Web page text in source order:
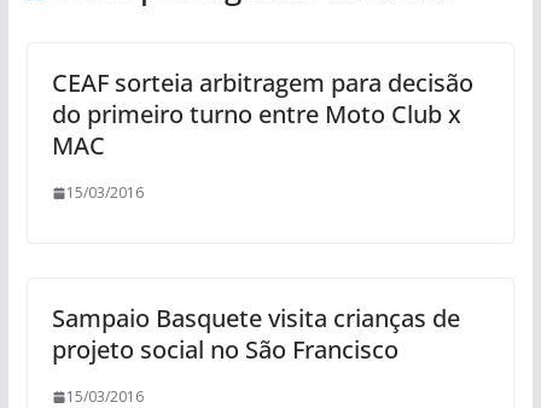
CEAF sorteia arbitragem para decisão
do primeiro turno entre Moto Club x
MAC
15/03/2016
Sampaio Basquete visita crianças de
projeto social no São Francisco
15/03/2016